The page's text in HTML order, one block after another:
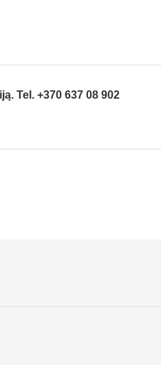
Tel. +370 637 08 902